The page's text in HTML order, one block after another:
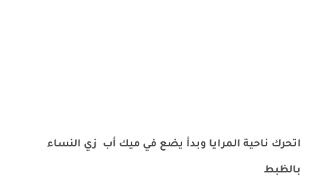
اتحرك ناحية المرايا وبدأ يضع في ميك أب زي النساء
بالظبط